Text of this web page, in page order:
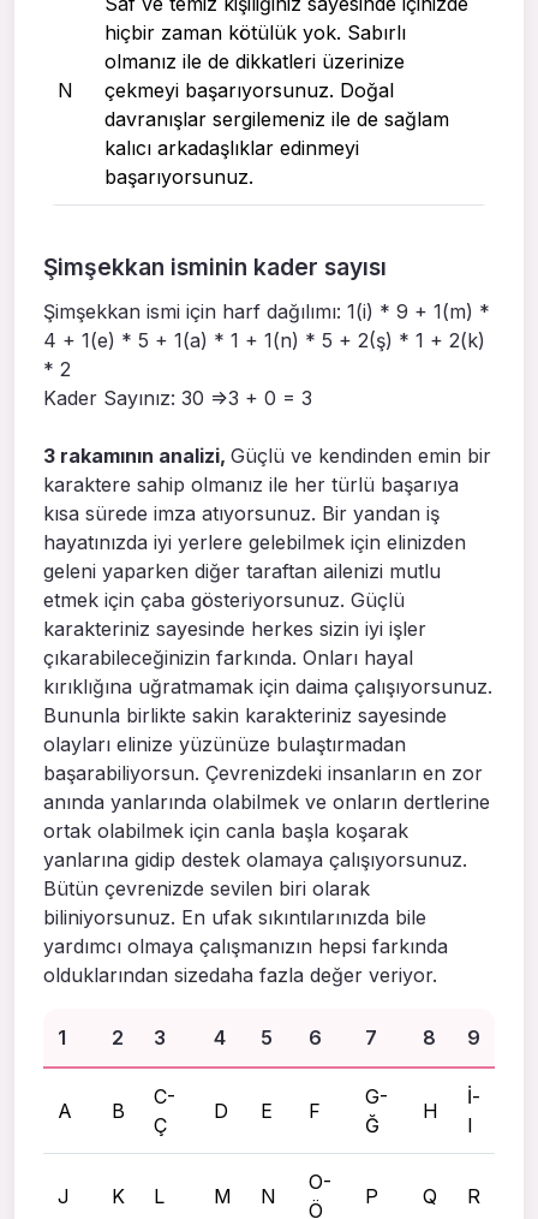
N
hiçbir zaman kötülük yok. Sabırlı
olmanız ile de dikkatleri üzerinize
çekmeyi başarıyorsunuz. Doğal
davranışlar sergilemeniz ile de sağlam
kalıcı arkadaşlıklar edinmeyi
başarıyorsunuz.
Şimşekkan isminin kader sayısı
Şimşekkan ismi için harf dağılımı: 1(i) * 9 + 1(m) *
4 + 1(e) * 5 + 1(a) * 1 + 1(n) * 5 + 2(ş) * 1 + 2(k)
* 2
Kader Sayınız: 30 =>3 + 0 = 3
3 rakamının analizi, Güçlü ve kendinden emin bir
karaktere sahip olmanız ile her türlü başarıya
kısa sürede imza atıyorsunuz. Bir yandan iş
hayatınızda iyi yerlere gelebilmek için elinizden
geleni yaparken diğer taraftan ailenizi mutlu
etmek için çaba gösteriyorsunuz. Güçlü
karakteriniz sayesinde herkes sizin iyi işler
çıkarabileceğinizin farkında. Onları hayal
kırıklığına uğratmamak için daima çalışıyorsunuz.
Bununla birlikte sakin karakteriniz sayesinde
olayları elinize yüzünüze bulaştırmadan
başarabiliyorsun. Çevrenizdeki insanların en zor
anında yanlarında olabilmek ve onların dertlerine
ortak olabilmek için canla başla koşarak
yanlarına gidip destek olamaya çalışıyorsunuz.
Bütün çevrenizde sevilen biri olarak
biliniyorsunuz. En ufak sıkıntılarınızda bile
yardımcı olmaya çalışmanızın hepsi farkında
olduklarından sizedaha fazla değer veriyor.
1 2 3 4 5 6 7 8 9
A B
C-
Ç
D E F
G-
Ğ
H
İ-
I
J K L M N
O-
Ö
P Q R